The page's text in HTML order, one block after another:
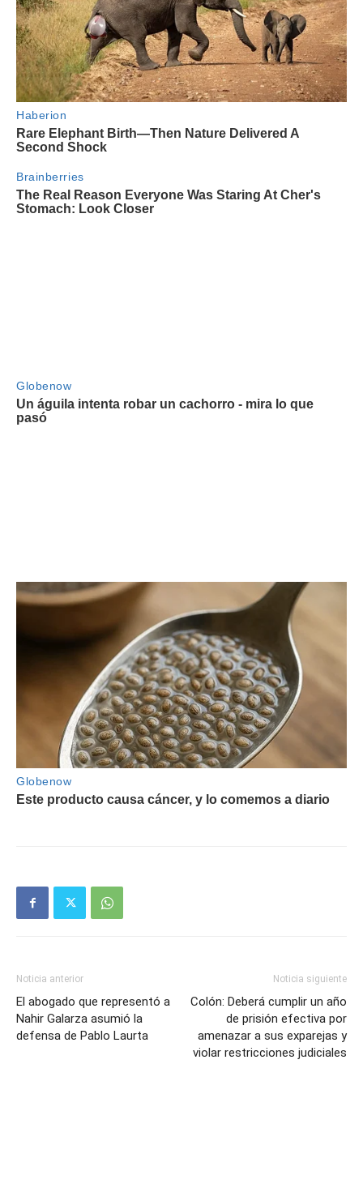
Noticia anterior
El abogado que representó a
Nahir Galarza asumió la
defensa de Pablo Laurta
Noticia siguiente
Colón: Deberá cumplir un año
de prisión efectiva por
amenazar a sus exparejas y
violar restricciones judiciales